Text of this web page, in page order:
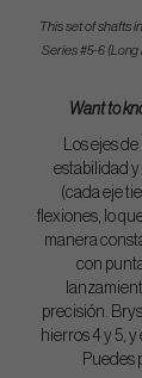
This set of shafts
Series#5-6 (Long
Want to
Los ejes
estabilidad
(cada eje
flexiones, lo
manera
con
precisión.
hierros 4 y 5,
Puedes